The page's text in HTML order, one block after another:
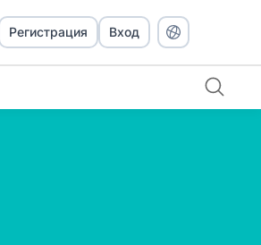
Регистрация Вход